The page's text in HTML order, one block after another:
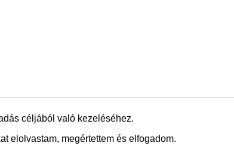
céljából való kezeléséhez.
elolvastam, megértettem és elfogadom.